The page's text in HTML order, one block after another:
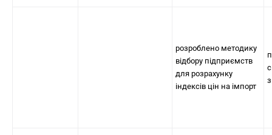
розроблено методику
відбору підприємств
для розрахунку
індексів цін на імпорт